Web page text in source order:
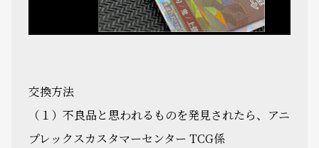
交換方法
（１）不良品と思われるものを発見されたら、アニ
プレックスカスタマーセンター TCG係